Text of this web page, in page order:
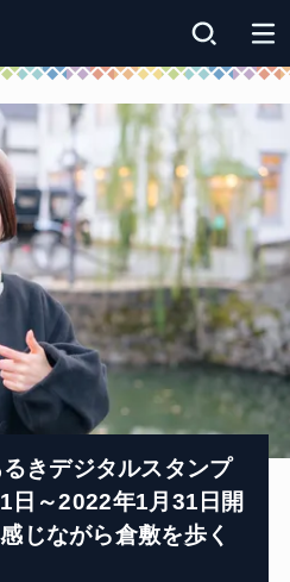
るきデジタルスタンプ
日～2022年1月31日開
じながら倉敷を歩く